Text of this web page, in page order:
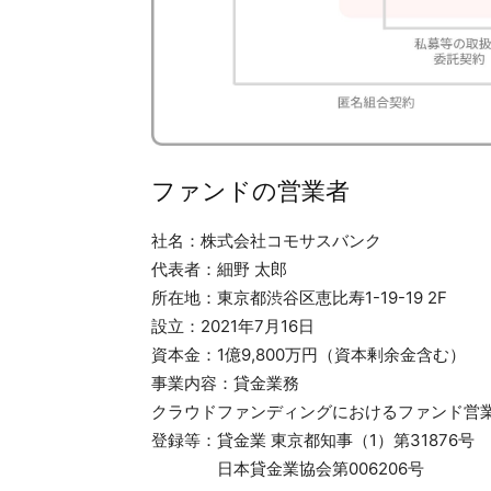
ファンドの営業者
社名：株式会社コモサスバンク
代表者：細野 太郎
所在地：東京都渋谷区恵比寿1-19-19 2F
設立：2021年7月16日
​資本金：1億9,800万円（資本剰余金含む）
事業内容：貸金業務
クラウドファンディングにおけるファンド営
​登録等：貸金業 東京都知事（1）第31876号
日本貸金業協会第006206号